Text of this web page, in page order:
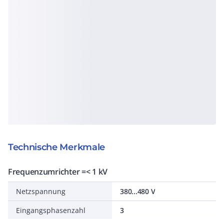
Technische Merkmale
Frequenzumrichter =< 1 kV
Netzspannung
380...480 V
Eingangsphasenzahl
3